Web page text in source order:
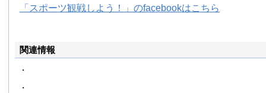
「スポーツ観戦しよう！」のfacebookはこちら
関連情報
・
・